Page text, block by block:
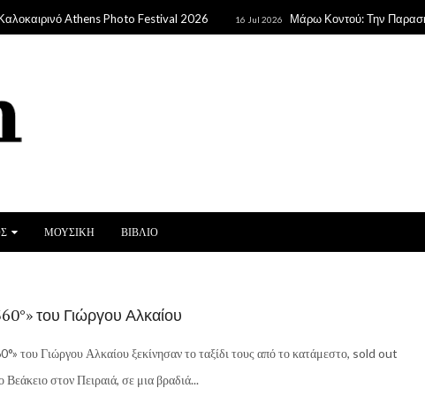
Athens Photo Festival 2026 16 Jul 2026 Μάρω Κοντού: Την Παρασκευή η
ΜΟΥΣΙΚΗ ΒΙΒΛΙΟ
του Γιώργου Αλκαίου
του Γιώργου Αλκαίου ξεκίνησαν το ταξίδι τους από το κατάμεστο, sold out
Βεάκειο στον Πειραιά, σε μια βραδιά...